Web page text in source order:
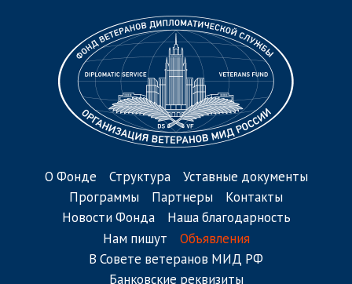
О Фонде Структура
Уставные документы
Программы
Партнеры
Контакты
Новости Фонда
Наша благодарность
Нам пишут
Объявления
В Совете ветеранов МИД РФ
Банковские реквизиты